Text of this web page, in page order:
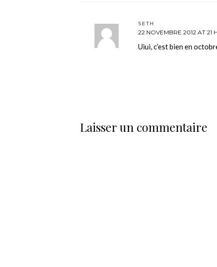
SETH
22 NOVEMBRE 2012 AT 21
Uiui, c’est bien en
Laisser un commentaire